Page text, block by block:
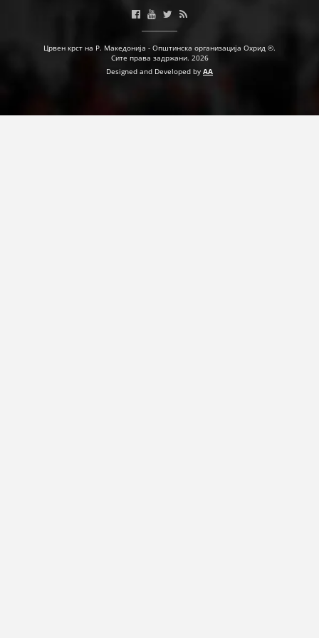
СТРАТЕГИИ
Црвен крст на Р. Македонија - Општинска организација Охрид ©.
Сите права задржани. 2026
Designed and Developed by AA